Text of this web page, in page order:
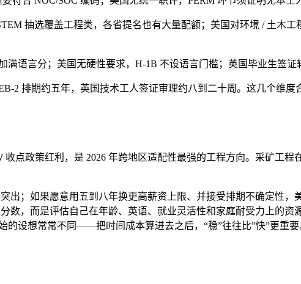
抽选覆盖工程类，各省提名也有大量配额；美国对环境 / 土木
语言分；美国无硬性要求，H-1B 不设语言门槛；英国毕业生签证
2 排期约五年，英国技术工人签证审理约八到二十周。这几个维
点政策红利，是 2026 年跨地区适配性最强的工程方向。采矿工程
；如果愿意用五到八年换更高薪资上限、并接受排期不确定性，
，而是评估自己在年龄、英语、就业灵活性和家庭耐受力上的资
设想常常不同——把时间成本算进去之后，“稳”往往比”快”更重要